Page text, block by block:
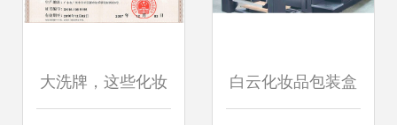
大洗牌，这些化妆 白云化妆品包装盒